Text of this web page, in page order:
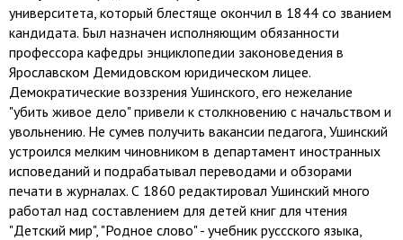
университета, который блестяще окончил в 1844 со званием
кандидата. Был назначен исполняющим обязанности
профессора кафедры энциклопедии законоведения в
Ярославском Демидовском юридическом лицее.
Демократические воззрения Ушинского, его нежелание
"убить живое дело" привели к столкновению с начальством и
увольнению. Не сумев получить вакансии педагога, Ушинский
устроился мелким чиновником в департамент иностранных
исповеданий и подрабатывал переводами и обзорами
печати в журналах. С 1860 редактировал Ушинский много
работал над составлением для детей книг для чтения
"Детский мир", "Родное слово" - учебник руссского языка,